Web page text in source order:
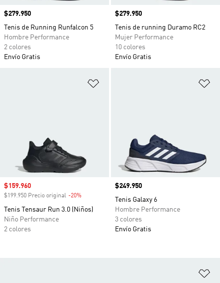
Precio
$279.950
Tenis de Running Runfalcon 5
Hombre Performance
2 colores
Envío Gratis
Precio
$279.950
Tenis de running Duramo RC2
Mujer Performance
10 colores
Envío Gratis
Precio de venta
$159.960
$199.950 Precio original -20%
Tenis Tensaur Run 3.0 (Niños)
Niño Performance
2 colores
Precio
$249.950
Tenis Galaxy 6
Hombre Performance
3 colores
Envío Gratis